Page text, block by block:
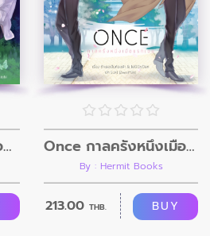
The Polaris ดาวเหนือบนท้องฟ้าใหญ่ Once กาลครั้งหนึ่งเมื่อแรกเจอ
By : Hermit Books
213.00 THB. BUY